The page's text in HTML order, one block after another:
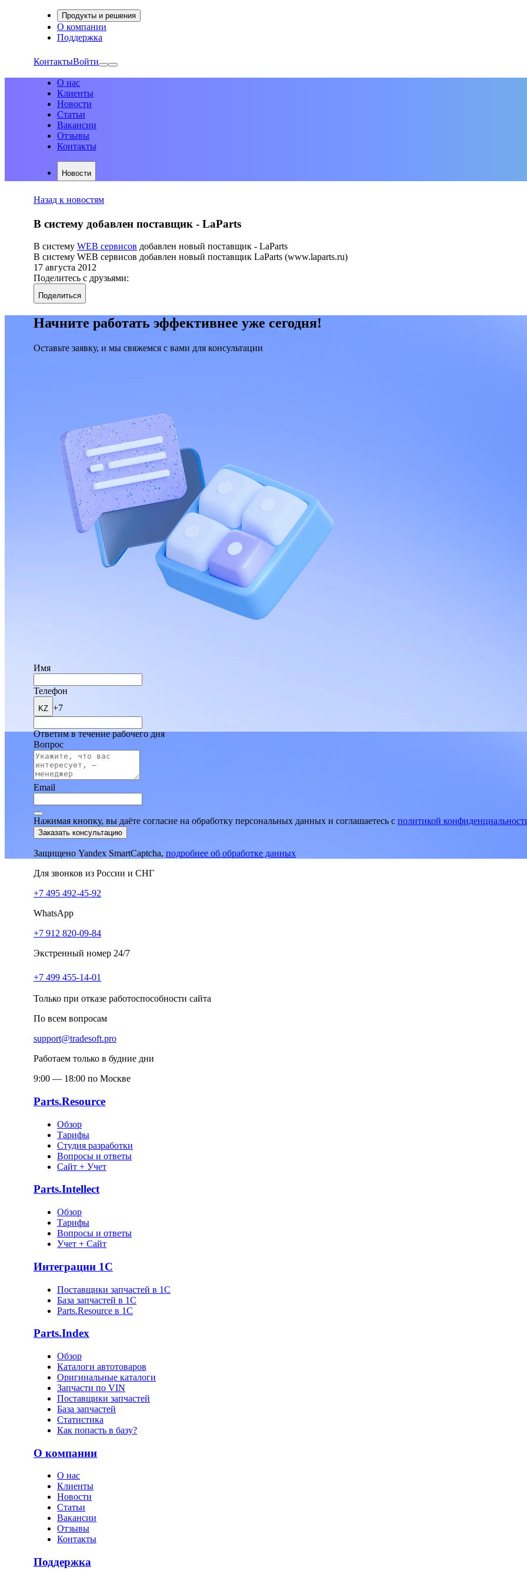
Продукты и решения
О компании
Поддержка
КонтактыВойти
О нас
Клиенты
Новости
Статьи
Вакансии
Отзывы
Контакты
Новости
Назад к новостям
В систему добавлен поставщик - LaParts
В систему WEB сервисов добавлен новый поставщик - LaParts
В систему WEB сервисов добавлен новый поставщик LaParts (www.laparts.ru)
17 августа 2012
Поделитесь с друзьями:
Поделиться
Начните работать эффективнее уже сегодня!
Оставьте заявку, и мы свяжемся с вами для консультации
Имя
Телефон
KZ +7
Ответим в течение рабочего дня
Вопрос
Email
Нажимая кнопку, вы даёте согласие на обработку персональных данных и соглашаетесь c политикой
Заказать консультацию
Защищено Yandex SmartCaptcha, подробнее об обработке данных
Для звонков из России и СНГ
+7 495 492-45-92
WhatsApp
+7 912 820-09-84
Экстренный номер 24/7
+7 499 455-14-01
Только при отказе работоспособности сайта
По всем вопросам
support@tradesoft.pro
Работаем только в будние дни
9:00 — 18:00 по Москве
Parts.Resource
Обзор
Тарифы
Студия разработки
Вопросы и ответы
Сайт + Учет
Parts.Intellect
Обзор
Тарифы
Вопросы и ответы
Учет + Сайт
Интеграции 1С
Поставщики запчастей в 1C
База запчастей в 1С
Parts.Resource в 1C
Parts.Index
Обзор
Каталоги автотоваров
Оригинальные каталоги
Запчасти по VIN
Поставщики запчастей
База запчастей
Статистика
Как попасть в базу?
О компании
О нас
Клиенты
Новости
Статьи
Вакансии
Отзывы
Контакты
Поддержка